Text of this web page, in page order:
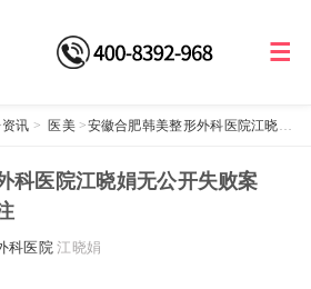
资讯 > 医美 >安徽合肥韩美整形外科医院江晓娟
科医院江晓娟无公开失败案
科医院 江晓娟